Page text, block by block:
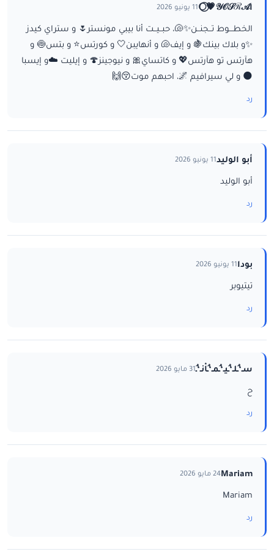
ا𝒴𝒪𝒮ℛ𝒜💗⃝🌕 11 يونيو 2026
الخطـــوط تــجنــن✨🐚، حبــيــت أنا بيبي مونستر🌷 و ستراي كيدز
✨و بلاك بينك🍇 و إيف🐚 و أنهايبن🤍 و كورتس⭐ و بتس🍥 و
هآرتس تو هآرتس💖 و كاتساي🎀 و نيوجينز🍄 و إيليت ☁️و إيسبا
🌑 و لي سيرافيم 🌌، احبهم موت😚🙌
رد
أبو الوليد11 يونيو 2026
أبو الوليد
رد
بودا11 يونيو 2026
تيتيوبر
رد
سـ‘ـُلـ‘ـُيـ‘ـُمـ‘ـُاْنـ‘ـُ31 مايو 2026
ح
رد
Mariam24 مايو 2026
Mariam
رد